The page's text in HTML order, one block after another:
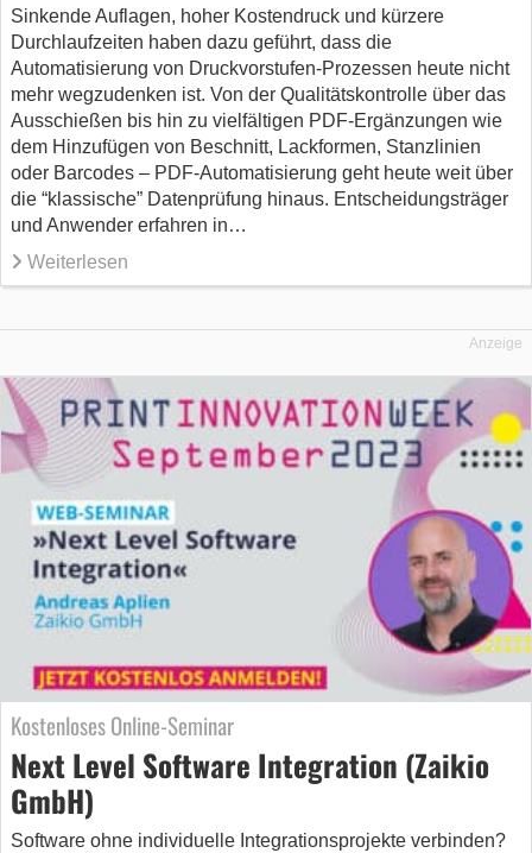
Sinkende Auflagen, hoher Kostendruck und kürzere
Durchlaufzeiten haben dazu geführt, dass die
Automatisierung von Druckvorstufen-Prozessen heute nicht
mehr wegzudenken ist. Von der Qualitätskontrolle über das
Ausschießen bis hin zu vielfältigen PDF-Ergänzungen wie
dem Hinzufügen von Beschnitt, Lackformen, Stanzlinien
oder Barcodes – PDF-Automatisierung geht heute weit über
die “klassische” Datenprüfung hinaus. Entscheidungsträger
und Anwender erfahren in…
Weiterlesen
Anzeige
Kostenloses Online-Seminar
Next Level Software Integration (Zaikio
GmbH)
Software ohne individuelle Integrationsprojekte verbinden?